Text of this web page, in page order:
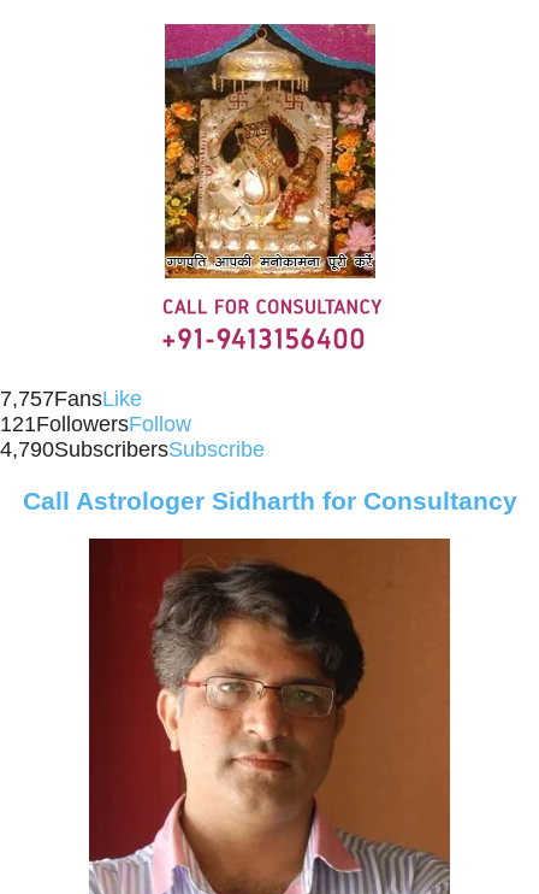
7,757FansLike
121FollowersFollow
4,790SubscribersSubscribe
Call Astrologer Sidharth for Consultancy